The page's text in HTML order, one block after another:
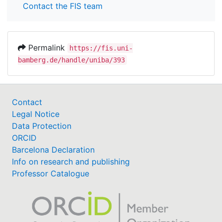
Contact the FIS team
Permalink
https://fis.uni-
bamberg.de/handle/uniba/393
Contact
Legal Notice
Data Protection
ORCID
Barcelona Declaration
Info on research and publishing
Professor Catalogue